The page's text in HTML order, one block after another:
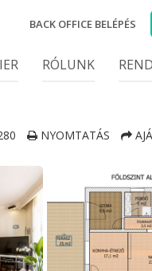
BACK OFFICE BELÉPÉS
RÓLUNK
NYOMTATÁS